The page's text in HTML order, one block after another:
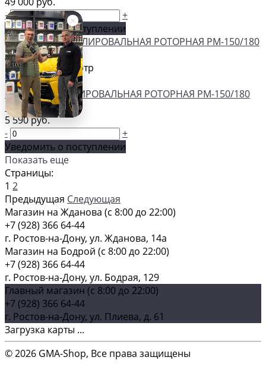
-
+
Уведомить о поступлении
Быстрый просмотр
Нет в наличии
МАШИНКА ПОЛИРОВАЛЬНАЯ РОТОРНАЯ PM-150/180
OASIS
5 590 руб.
-
+
Уведомить о поступлении
Показать еще
Страницы:
1 2
Предыдущая Следующая
Магазин на Жданова (c 8:00 до 22:00)
+7 (928) 366 64-44
г. Ростов-на-Дону, ул. Жданова, 14а
Магазин на Бодрой (c 8:00 до 22:00)
+7 (928) 366 64-44
г. Ростов-на-Дону, ул. Бодрая, 129
Главный магазин (c 8:00 до 22:00)
+7 (928) 366 64-44
г. Ростов-на-Дону, ул. Плиева, д. 61
Загрузка карты ...
© 2026 GMA-Shop, Все права защищены